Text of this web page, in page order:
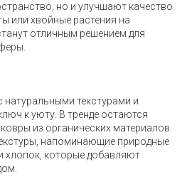
но и улучшают качество
или хвойные растения на
отличным решением для
натуральными текстурами и
к уюту. В тренде остаются
из органических материалов.
напоминающие природные
хлопок, которые добавляют